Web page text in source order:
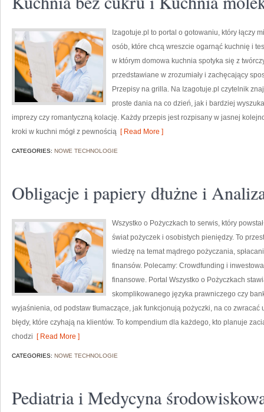
Izagotuje.pl to portal o gotowaniu, który łączy
osób, które chcą wreszcie ogarnąć kuchnię i
w którym domowa kuchnia spotyka się z
przedstawiane w zrozumiały i zachęcający
Przepisy na grilla. Na Izagotuje.pl czytelnik
proste dania na co dzień, jak i bardziej
imprezy czy romantyczną kolację. Każdy przepis jest rozpisany w jasnej
kroki w kuchni mógł z pewnością [ Read More ]
CATEGORIES: NOWE TECHNOLOGIE
Obligacje i papiery dłużne i
Wszystko o Pożyczkach to serwis, który
świat pożyczek i osobistych pieniędzy. To
wiedzę na temat mądrego pożyczania,
finansów. Polecamy: Crowdfunding i
finansowe. Portal Wszystko o Pożyczkach
skomplikowanego języka prawniczego czy
wyjaśnienia, od podstaw tłumaczące, jak funkcjonują pożyczki, na co
błędy, które czyhają na klientów. To kompendium dla każdego, kto planuje
chodzi [ Read More ]
CATEGORIES: NOWE TECHNOLOGIE
Pediatria i Medycyna